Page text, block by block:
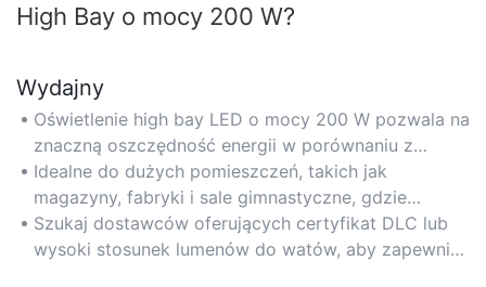
High Bay o mocy 200 W?
Wydajny
Oświetlenie high bay LED o mocy 200 W pozwala na
znaczną oszczędność energii w porównaniu z
tradycyjnymi lampami metalohalogenkowymi lub
świetlówkami, redukując rachunki za prąd nawet o
50%.
Idealne do dużych pomieszczeń, takich jak
magazyny, fabryki i sale gimnastyczne, gdzie
kluczowa jest długoterminowa efektywność
energetyczna.
Szukaj dostawców oferujących certyfikat DLC lub
wysoki stosunek lumenów do watów, aby zapewnić